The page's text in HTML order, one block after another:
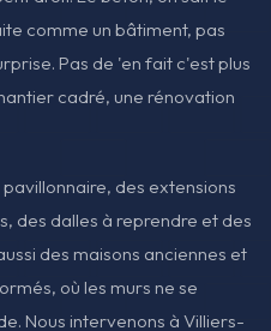
comme un bâtiment, pas
Pas de 'en fait c'est plus
cadré, une rénovation
des extensions
des dalles à reprendre et des
des maisons anciennes et
où les murs ne se
Nous intervenons à Villiers-